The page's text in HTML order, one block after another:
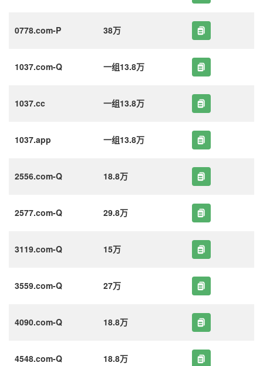
0778.com-P 38万
1037.com-Q 一组13.8万
1037.cc 一组13.8万
1037.app 一组13.8万
2556.com-Q 18.8万
2577.com-Q 29.8万
3119.com-Q 15万
3559.com-Q 27万
4090.com-Q 18.8万
4548.com-Q 18.8万